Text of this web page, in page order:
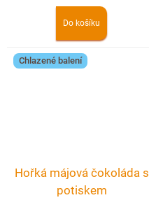
Do košíku
Chlazené balení
Hořká májová čokoláda s
potiskem